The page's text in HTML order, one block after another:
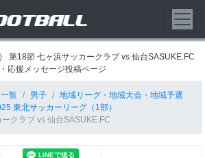
第18節 七ヶ浜サッカークラブ vs 仙台SASUKE.FC
応援メッセージ投稿ページ
覧 男子
地域リーグ・地域大会・地域予選
東北サッカーリーグ（1部）
クラブ vs 仙台SASUKE.FC